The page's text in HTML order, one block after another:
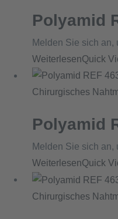
Polyamid
Melden Sie sich an,
WeiterlesenQuick
Chirurgisches
Polyamid
Melden Sie sich an,
WeiterlesenQuick
Chirurgisches